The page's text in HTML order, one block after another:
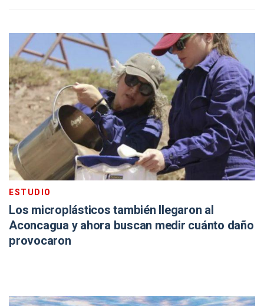
ESTUDIO
Los microplásticos también llegaron al
Aconcagua y ahora buscan medir cuánto daño
provocaron